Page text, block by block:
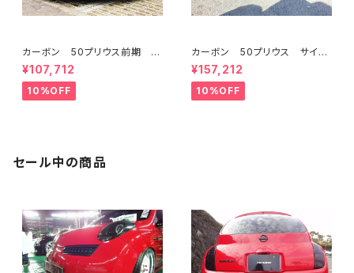
カーボン 50プリウス前期 フ
ロントフラップスポイラー ミネ
ルバVer.GT ハイブリッドカー
ボン
¥107,712
10%OFF
カーボン 50プリウス サイド
フラップスポイラー ミネルバV
er.GT ハイブリッドカーボン
¥157,212
10%OFF
セール中の商品